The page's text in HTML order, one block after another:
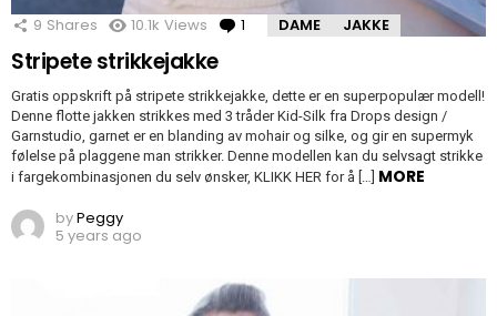
9 Shares 10.1k Views 1 Comment
DAME JAKKE
Stripete strikkejakke
Gratis oppskrift på stripete strikkejakke, dette er en superpopulær modell!
Denne flotte jakken strikkes med 3 tråder Kid-Silk fra Drops design /
Garnstudio, garnet er en blanding av mohair og silke, og gir en supermyk
følelse på plaggene man strikker. Denne modellen kan du selvsagt strikke
i fargekombinasjonen du selv ønsker, KLIKK HER for å […] MORE
byPeggy
5 years ago